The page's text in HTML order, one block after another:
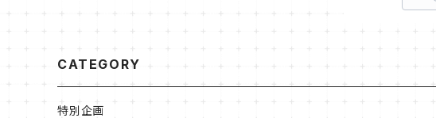
CATEGORY
特別企画